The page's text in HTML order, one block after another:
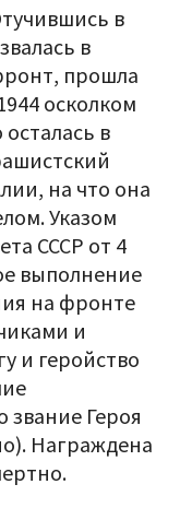
в
в
прошла
осколком
в
на что она
Указом
СССР от 4
выполнение
на фронте
и
и геройство
звание Героя
Награждена